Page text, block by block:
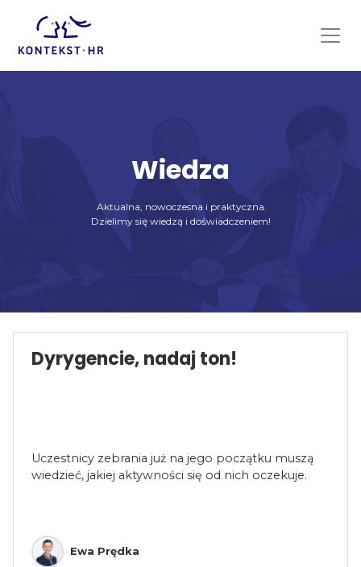
content
Wiedza
Aktualna, nowoczesna i praktyczna.
Dzielimy się wiedzą i doświadczeniem!
Dyrygencie, nadaj ton!
Uczestnicy zebrania już na jego początku muszą
wiedzieć, jakiej aktywności się od nich oczekuje.
Ewa Prędka